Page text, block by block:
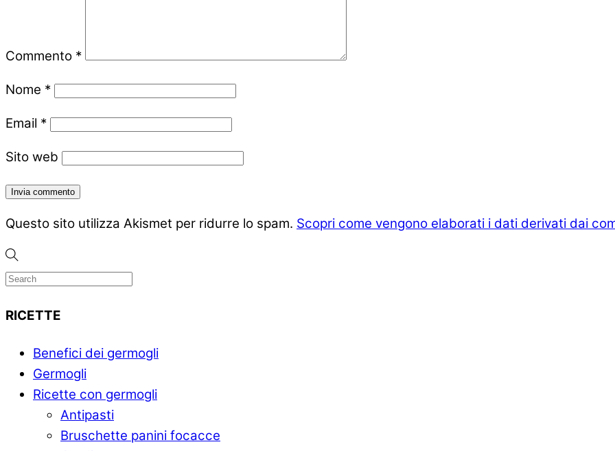
Commento *
Nome *
Email *
Sito web
Questo sito utilizza Akismet per ridurre lo spam. Scopri come vengono elaborati i dati derivati dai
RICETTE
Benefici dei germogli
Germogli
Ricette con germogli
Antipasti
Bruschette panini focacce